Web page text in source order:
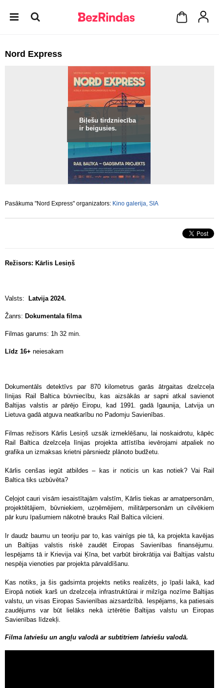
Nord Express
Biļešu tirdzniecība
ir beigusies.
Pasākuma "Nord Express" organizators: Kino galerija, SIA
Režisors: Kārlis Lesiņš
Valsts: Latvija 2024.
Žanrs: Dokumentala filma
Filmas garums: 1h 32 min.
Līdz 16+ neiesakam
Dokumentāls detektīvs par 870 kilometrus garās ātrgaitas dzelzceļa
līnijas Rail Baltica būvniecību, kas aizsākās ar sapni atkal savienot
Baltijas valstis ar pārējo Eiropu, kad 1991. gadā Igaunija, Latvija un
Lietuva gadā atguva neatkarību no Padomju Savienības.
Filmas režisors Kārlis Lesiņš uzsāk izmeklēšanu, lai noskaidrotu, kāpēc
Rail Baltica dzelzceļa līnijas projekta attīstība ievērojami atpaliek no
grafika un izmaksas krietni pārsniedz plānoto budžetu.
Kārlis cenšas iegūt atbildes – kas ir noticis un kas notiek? Vai Rail
Baltica tiks uzbūvēta?
Ceļojot cauri visām iesaistītajām valstīm, Kārlis tiekas ar amatpersonām,
projektētājiem, būvniekiem, uzņēmējiem, militārpersonām un cilvēkiem
pār kuru īpašumiem nākotnē brauks Rail Baltica vilcieni.
Ir daudz baumu un teoriju par to, kas vainīgs pie tā, ka projekta kavējas
un Baltijas valstis riskē zaudēt Eiropas Savienības finansējumu.
Iespējams tā ir Krievija vai Ķīna, bet varbūt birokrātija vai Baltijas valstu
nespēja vienoties par projekta pārvaldīšanu.
Kas notiks, ja šis gadsimta projekts netiks realizēts, jo īpaši laikā, kad
Eiropā notiek karš un dzelzceļa infrastruktūrai ir milzīga nozīme Baltijas
valstu, un visas Eiropas Savienības aizsardzībā. Iespējams, ka patiesais
zaudējums var būt lielāks nekā iztērētie Baltijas valstu un Eiropas
Savienības līdzekļi.
Filma latviešu un angļu valodā ar subtitriem latviešu valodā.